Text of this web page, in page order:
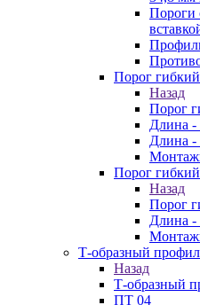
Пороги
Порог
Назад
Порог
Длина -
Длина -
Порог
Назад
Порог
Длина -
Т-образный
Назад
Т-образный
ПТ 04